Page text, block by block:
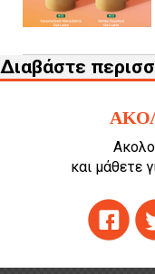
Διαβάστε
και μάθετε